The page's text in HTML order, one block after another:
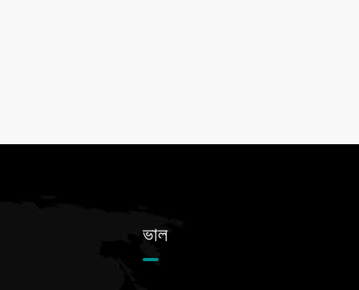
ভাল